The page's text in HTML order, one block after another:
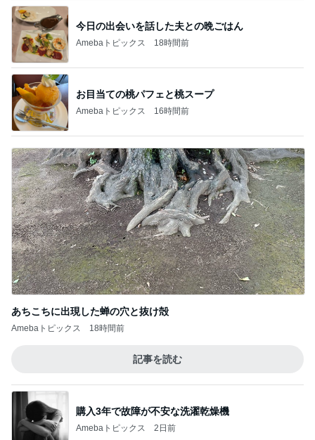
今日の出会いを話した夫との晩ごはん
Amebaトピックス 18時間前
お目当ての桃パフェと桃スープ
Amebaトピックス 16時間前
あちこちに出現した蝉の穴と抜け殻
Amebaトピックス 18時間前
記事を読む
購入3年で故障が不安な洗濯乾燥機
Amebaトピックス 2日前